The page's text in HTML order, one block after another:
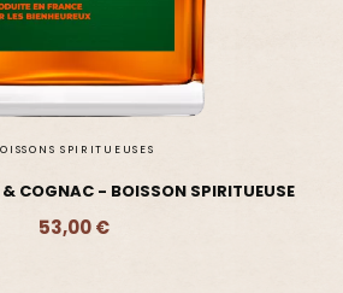
SPIRITUEUSES
COGNAC - BOISSON SPIRITUEUSE
53,00 €
Ajouter - 53,00 €